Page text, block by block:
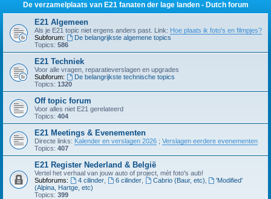
De verzamelplaats van E21 fanaten der lage landen - Dutch forum
E21 Algemeen
Als je E21 topic niet ergens anders past. Link: Hoe plaats ik foto's en filmpjes?
Subforum:
De belangrijkste algemene topics
Topics: 586
E21 Techniek
Voor alle vragen, reparatieverslagen en upgrades
Subforum:
De belangrijkste technische topics
Topics: 1320
Off topic forum
Voor alles niet E21 gerelateerd
Topics: 404
E21 Meetings & Evenementen
Directe links: Kalender en verslagen 2026 ; Verslagen eerdere evenementen
Topics: 407
E21 Register Nederland & België
Vertel het verhaal van jouw auto of project, mèt foto's aub!
Subforums:
4 cilinder, 6 cilinder, Cabrio (Baur, etc)
'Modified'
(Alpina, Hartge, etc)
Topics: 399